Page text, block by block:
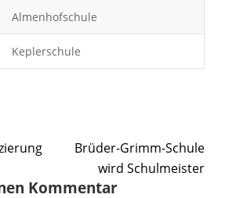
Almenhofschule
Keplerschule
Brüder-Grimm-Schule
wird Schulmeister
Kommentar